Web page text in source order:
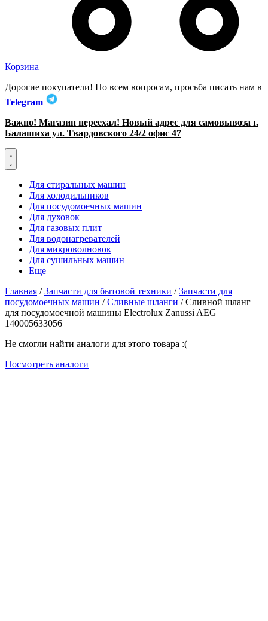
Корзина
Дорогие покупатели! По всем вопросам, просьба писать нам в
Telegram
Важно! Магазин переехал! Новый адрес для самовывоза г.
Балашиха ул. Твардовского 24/2 офис 47
Для стиральных машин
Для холодильников
Для посудомоечных машин
Для духовок
Для газовых плит
Для водонагревателей
Для микроволновок
Для сушильных машин
Еще
Главная /Запчасти для бытовой техники /Запчасти для
посудомоечных машин /Сливные шланги / Сливной шланг
для посудомоечной машины Electrolux Zanussi AEG
140005633056
Не смогли найти аналоги для этого товара :(
Посмотреть аналоги